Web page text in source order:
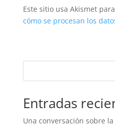
Este sitio usa Akismet
cómo se procesan los
Entradas
Una conversación sobre